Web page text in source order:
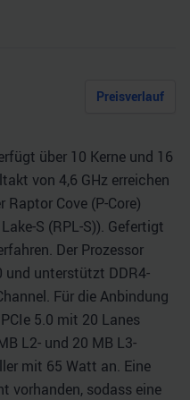
Preisverlauf
über 10 Kerne und 16
von 4,6 GHz erreichen
Raptor Cove (P-Core)
S (RPL-S)). Gefertigt
Der Prozessor
unterstützt DDR4-
Für die Anbindung
5.0 mit 20 Lanes
L2- und 20 MB L3-
mit 65 Watt an. Eine
vorhanden, sodass eine